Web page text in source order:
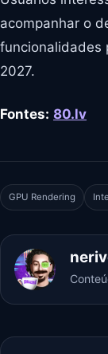
acompanhar o
funcionalidades
2027.
Fontes: 80.lv
GPU Rendering